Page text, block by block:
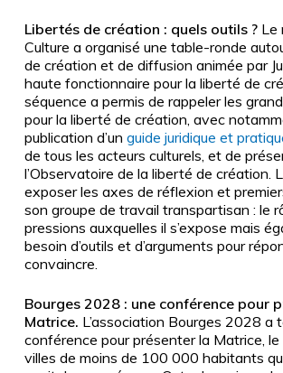
Libertés de création : quels outils ? Le
Culture a organisé une table-ronde
de création et de diffusion animée par
haute fonctionnaire pour la liberté de
séquence a permis de rappeler les
pour la liberté de création, avec
publication d’un guide juridique et
de tous les acteurs culturels, et de
l’Observatoire de la liberté de création.
exposer les axes de réflexion et
son groupe de travail transpartisan : le
pressions auxquelles il s’expose mais
besoin d’outils et d’arguments pour
convaincre.
Bourges 2028 : une conférence pour
Matrice. L’association Bourges 2028 a
conférence pour présenter la Matrice, le
villes de moins de 100 000 habitants